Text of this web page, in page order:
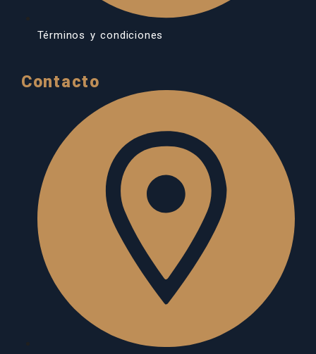
Términos y condiciones
Contacto